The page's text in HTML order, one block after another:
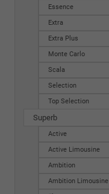
Essence
Extra
Extra Plus
Monte Carlo
Scala
Selection
Top Selection
Superb
Active
Active Limousine
Ambition
Ambition Limousine